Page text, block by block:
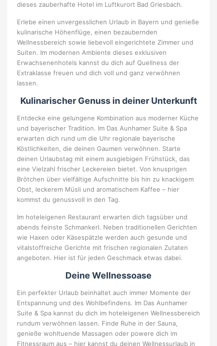
dieses zauberhafte Hotel im Luftkurort Bad Griesbach.
Erlebe einen unvergesslichen Urlaub in Bayern und genieße
kulinarische Höhenflüge, einen bezaubernden
Wellnessbereich sowie liebevoll eingerichtete Zimmer und
Suiten. Im modernen Ambiente dieses exklusiven
Erwachsenenhotels kannst du dich auf Quellness der
Extraklasse freuen und dich voll und ganz verwöhnen
lassen.
Kulinarischer Genuss in deiner Unterkunft
Entdecke eine gelungene Kombination aus moderner Küche
und bayerischer Tradition. Im Das Aunhamer Suite & Spa
erwarten dich rund um die Uhr regionale bayerische
Köstlichkeiten, die deinen Gaumen verwöhnen. Starte
deinen Urlaubstag mit einem ausgiebigen Frühstück, das
eine Vielzahl frischer Leckereien bietet. Von knusprigen
Brötchen über vielfältige Aufschnitte bis hin zu knackigem
Obst, leckerem Müsli und aromatischem Kaffee – hier
kommst du genussvoll in den Tag.
Im hoteleigenen Restaurant erwarten dich tagsüber und
abends feinste Schmankerl. Neben traditionellen Gerichten
wie Haxen oder Käsespätzle werden auch gesunde und
vitalstoffreiche Gerichte mit frischen regionalen Zutaten
angeboten. Hier ist für jeden Geschmack etwas dabei.
Deine Wellnessoase
Ein perfekter Urlaub beinhaltet auch immer Momente der
Entspannung und des Wohlbefindens. Im Das Aunhamer
Suite & Spa kannst du dich im hoteleigenen Wellnessbereich
rundum verwöhnen lassen. Finde Ruhe in der Sauna,
genieße wohltuende Massagen oder powere dich im
Fitnessraum aus – hier kannst du deinen Wellnessurlaub in